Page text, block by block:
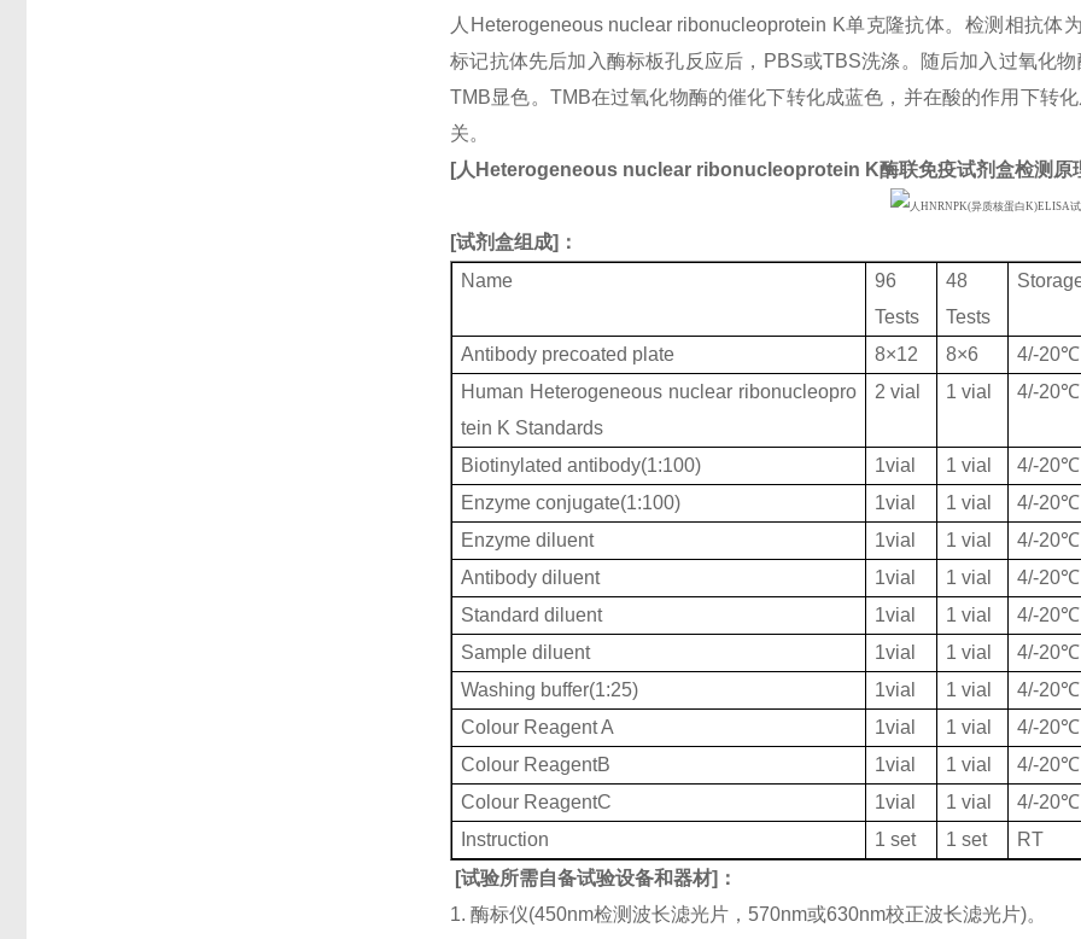
人Heterogeneous nuclear ribonucleoprotein K单克隆抗体。检测相抗
标记抗体先后加入酶标板孔反应后，PBS或TBS洗涤。随后加入过氧化
TMB显色。TMB在过氧化物酶的催化下转化成蓝色，并在酸的作用下转
关。
[人 Heterogeneous nuclear ribonucleoprotein K酶联免疫试剂盒检测原
[试剂盒组成]：
Name
96
Tests
48
Tests
Antibody precoated plate 8×12 8×6
4/-20℃
Human Heterogeneous nuclear ribonucleopro
tein K Standards
2 vial 1 vial 4/-20℃
Biotinylated antibody(1:100) 1vial 1 vial
4/-20℃
Enzyme conjugate(1:100)
1vial 1 vial
4/-20℃
Enzyme diluent
1vial 1 vial
4/-20℃
Antibody diluent
1vial 1 vial
4/-20℃
Standard diluent
1vial 1 vial
4/-20℃
Sample diluent
1vial 1 vial
4/-20℃
Washing buffer(1:25)
1vial 1 vial
4/-20℃
Colour Reagent A
1vial 1 vial
4/-20℃
Colour ReagentB
1vial 1 vial
4/-20℃
Colour ReagentC
1vial 1 vial
4/-20℃
Instruction
1 set 1 set
RT
[试验所需自备试验设备和器材]：
1. 酶标仪(450nm检测波长滤光片，570nm或630nm校正波长滤光片)。